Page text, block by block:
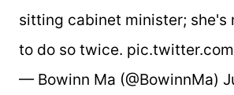
sitting cabinet minister; she's
to do so twice.
— Bowinn Ma (@BowinnMa)